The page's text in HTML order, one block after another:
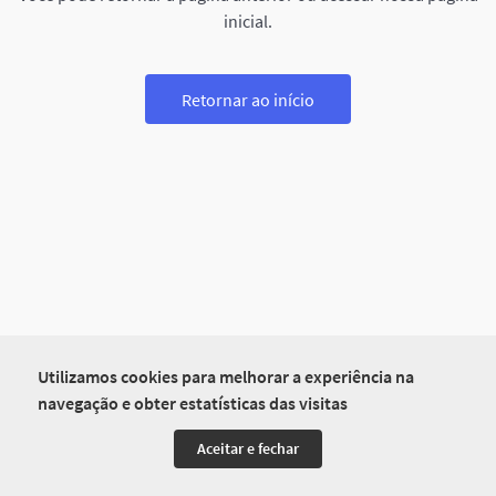
Utilizamos cookies para melhorar a experiência na
navegação e obter estatísticas das visitas
Aceitar e fechar
inicial.
Retornar ao início